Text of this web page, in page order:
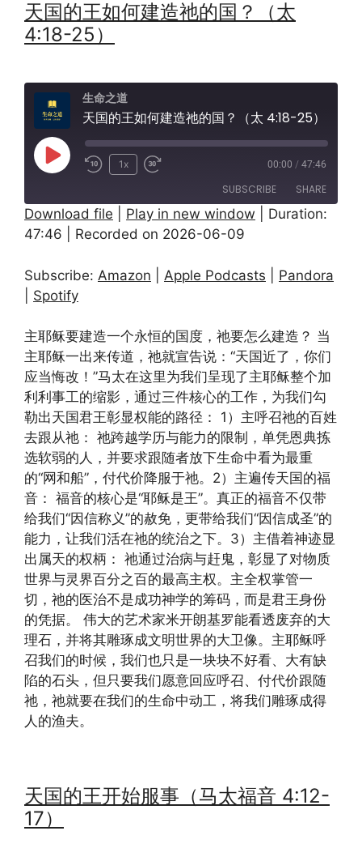
天国的王如何建造祂的国？（太
4:18-25）
生命之道
天国的王如何建造祂的国？（太 4:18-25）
Play
1x 00:00 / 47:46
SUBSCRIBE SHARE
Amazon Apple Podcasts
RSS FEED
SHARE
LINK
EMBED
Download file Play in new window
Duration:
47:46
Recorded on 2026-06-09
Subscribe: Amazon Apple Podcasts
Pandora
Spotify
主耶稣要建造一个永恒的国度，祂要怎么建造？ 当
主耶稣一出来传道，祂就宣告说：“天国近了，你们
应当悔改！”马太在这里为我们呈现了主耶稣整个加
利利事工的缩影，通过三件核心的工作，为我们勾
勒出天国君王彰显权能的路径： 1）主呼召祂的百姓
去跟从祂： 祂跨越学历与能力的限制，单凭恩典拣
选软弱的人，并要求跟随者放下生命中看为最重
的“网和船”，付代价降服于祂。2）主遍传天国的福
音： 福音的核心是“耶稣是王”。真正的福音不仅带
给我们“因信称义”的赦免，更带给我们“因信成圣”的
能力，让我们活在祂的统治之下。3）主借着神迹显
出属天的权柄： 祂通过治病与赶鬼，彰显了对物质
世界与灵界百分之百的最高主权。主全权掌管一
切，祂的医治不是成功神学的筹码，而是君王身份
的凭据。 伟大的艺术家米开朗基罗能看透废弃的大
理石，并将其雕琢成文明世界的大卫像。主耶稣呼
召我们的时候，我们也只是一块块不好看、大有缺
陷的石头，但只要我们愿意回应呼召、付代价跟随
祂，祂就要在我们的生命中动工，将我们雕琢成得
人的渔夫。
天国的王开始服事（马太福音 4:12-
17）